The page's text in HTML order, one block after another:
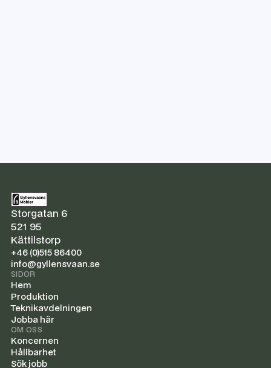
Storgatan 6
521 95
Kättilstorp
+46 (0)515 86400
info@gyllensvaan.se
SIDOR
Hem
Produktion
Teknikavdelningen
Jobba här
OM OSS
Koncernen
Hållbarhet
Sök jobb